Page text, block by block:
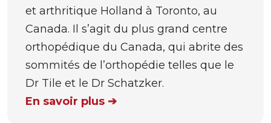
et arthritique Holland à Toronto, au
Canada. Il s’agit du plus grand centre
orthopédique du Canada, qui abrite des
sommités de l’orthopédie telles que le
Dr Tile et le Dr Schatzker.
En savoir plus ➔